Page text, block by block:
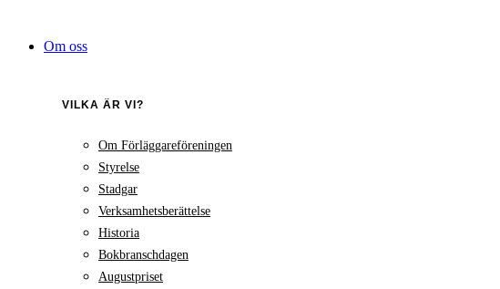
innehållOm oss
VILKA ÄR VI?
Om Förläggareföreningen
Styrelse
Stadgar
Verksamhetsberättelse
Historia
Bokbranschdagen
Augustpriset